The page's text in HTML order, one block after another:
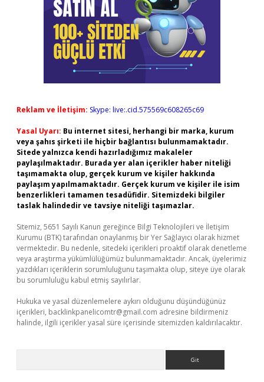
Reklam ve İletişim: Skype: live:.cid.575569c608265c69
Yasal Uyarı: Bu internet sitesi, herhangi bir marka, kurum
veya şahıs şirketi ile hiçbir bağlantısı bulunmamaktadır.
Sitede yalnızca kendi hazırladığımız makaleler
paylaşılmaktadır. Burada yer alan içerikler haber niteliği
taşımamakta olup, gerçek kurum ve kişiler hakkında
paylaşım yapılmamaktadır. Gerçek kurum ve kişiler ile isim
benzerlikleri tamamen tesadüfidir. Sitemizdeki bilgiler
taslak halindedir ve tavsiye niteliği taşımazlar.
Sitemiz, 5651 Sayılı Kanun gereğince Bilgi Teknolojileri ve İletişim
Kurumu (BTK) tarafından onaylanmış bir Yer Sağlayıcı olarak hizmet
vermektedir. Bu nedenle, sitedeki içerikleri proaktif olarak denetleme
veya araştırma yükümlülüğümüz bulunmamaktadır. Ancak, üyelerimiz
yazdıkları içeriklerin sorumluluğunu taşımakta olup, siteye üye olarak
bu sorumluluğu kabul etmiş sayılırlar.
Hukuka ve yasal düzenlemelere aykırı olduğunu düşündüğünüz
içerikleri, backlinkpanelicomtr@gmail.com adresine bildirmeniz
halinde, ilgili içerikler yasal süre içerisinde sitemizden kaldırılacaktır.